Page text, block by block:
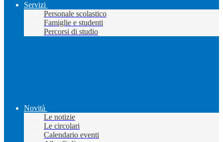
Servizi
Personale scolastico
Famiglie e studenti
Percorsi di studio
Novità
Le notizie
Le circolari
Calendario eventi